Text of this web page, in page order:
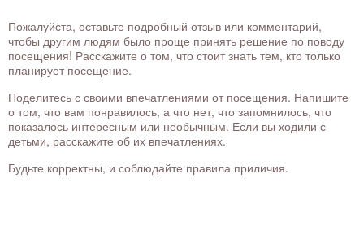
Пожалуйста, оставьте подробный отзыв или комментарий,
чтобы другим людям было проще принять решение по поводу
посещения! Расскажите о том, что стоит знать тем, кто только
планирует посещение.
Поделитесь с своими впечатлениями от посещения. Напишите
о том, что вам понравилось, а что нет, что запомнилось, что
показалось интересным или необычным. Если вы ходили с
детьми, расскажите об их впечатлениях.
Будьте корректны, и соблюдайте правила приличия.